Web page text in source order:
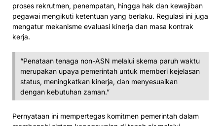
proses rekrutmen, penempatan, hingga hak dan kewajiban
pegawai mengikuti ketentuan yang berlaku. Regulasi ini juga
mengatur mekanisme evaluasi kinerja dan masa kontrak
kerja.
“Penataan tenaga non-ASN melalui skema paruh waktu
merupakan upaya pemerintah untuk memberi kejelasan
status, meningkatkan kinerja, dan menyesuaikan
dengan kebutuhan zaman.”
Pernyataan ini mempertegas komitmen pemerintah dalam